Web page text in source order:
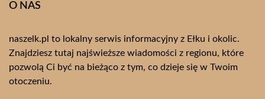
O NAS
naszelk.pl to lokalny serwis informacyjny z Ełku i okolic.
Znajdziesz tutaj najświeższe wiadomości z regionu, które
pozwolą Ci być na bieżąco z tym, co dzieje się w Twoim
otoczeniu.